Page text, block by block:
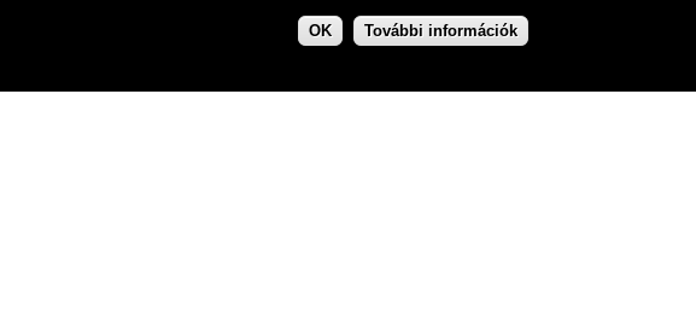
OK További információk